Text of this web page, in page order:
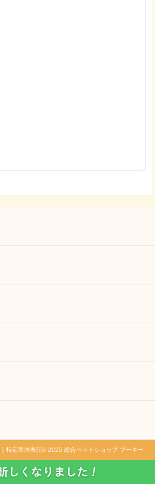
｜ 特定商法表記© 2025 総合ペットショップ プーキー